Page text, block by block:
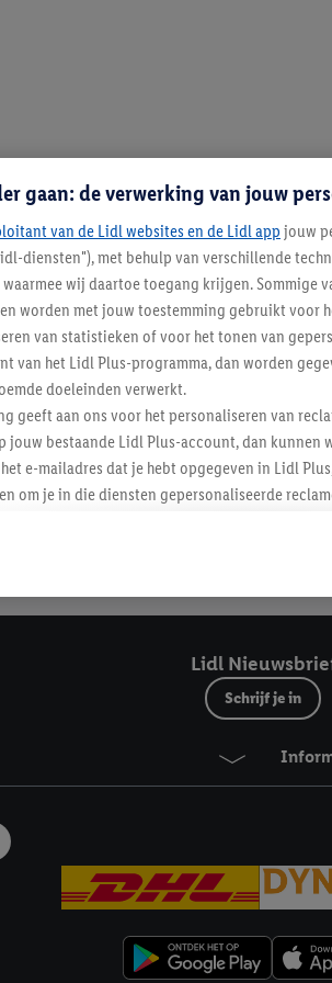
Lidl
Lidl
Schrijf je in
gaan: de verwerking van jouw
van de Lidl websites en de Lidl app jouw
diensten"), met behulp van verschillende
wij daartoe toegang krijgen. Sommige
worden met jouw toestemming gebruikt voor
van statistieken of voor het tonen van
van het Lidl Plus-programma, dan worden
doeleinden verwerkt.
geeft aan ons voor het personaliseren van
bestaande Lidl Plus-account, dan kunnen
e-mailadres dat je hebt opgegeven in Lidl
om je in die diensten gepersonaliseerde
geeft, dan kunnen retargeting
(bijvoorbeeld door het product in een
weergegeven, als verschillende eindapparaten
andere identifiers of met identifiers
je instemt. Verder kan je er meer informatie
kies je voor de optie dat er enkel
stem je in met alle verwerkingen voor
van de gegevens en je recht om jouw
privacyverklaring.Je vindt de impressum voor
inzetten.